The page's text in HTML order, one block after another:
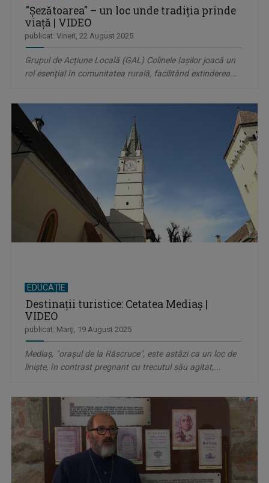
"Șezătoarea" – un loc unde tradiția prinde
viață | VIDEO
publicat: Vineri, 22 August 2025
Grupul de Acțiune Locală (GAL) Colinele Iașilor joacă un
rol esențial în comunitatea rurală, facilitând extinderea...
EDUCAȚIE
Destinații turistice: Cetatea Mediaș |
VIDEO
publicat: Marţi, 19 August 2025
Mediaș, "orașul de la Răscruce", este astăzi ca un loc de
liniște, în contrast pregnant cu trecutul său agitat,...